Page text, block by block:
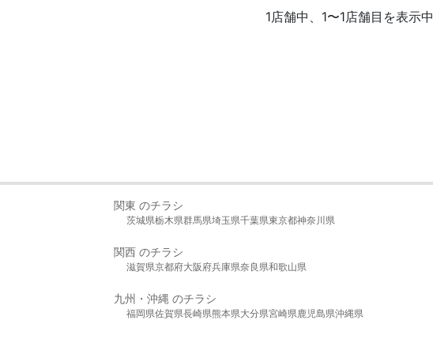
1店舗中、1〜1店舗目を表示中
関東 のチラシ
茨城県栃木県群馬県埼玉県千葉県東京都神奈川県
関西 のチラシ
滋賀県京都府大阪府兵庫県奈良県和歌山県
九州・沖縄 のチラシ
福岡県佐賀県長崎県熊本県大分県宮崎県 鹿児島県沖縄県